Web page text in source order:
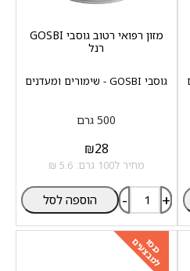
גוסבי GOSBI - שימורים ומעדנים
מזון רפואי רטוב גוסבי GOSBI
רנל
500 גרם
₪28
מחיר ל100 גרם: 5.6 ₪
- + הוספה לסל
כנסו
למבצעים